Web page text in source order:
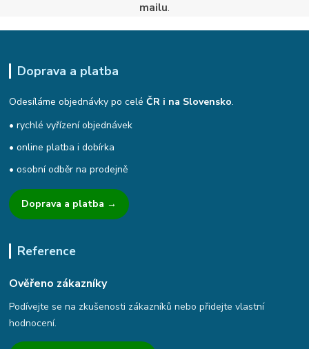
mailu.
Doprava a platba
Odesíláme objednávky po celéČR i na Slovensko.
• rychlé vyřízení objednávek
• online platba i dobírka
• osobní odběr na prodejně
Doprava a platba →
Reference
Ověřeno zákazníky
Podívejte se na zkušenosti zákazníků nebo přidejte vlastní
hodnocení.